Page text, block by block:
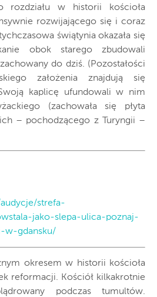
rozdziału w historii kościoła
rozwijającego się i coraz
świątynia okazała się
obok starego zbudowali
do dziś. (Pozostałości
założenia znajdują się
kaplicę ufundowali w nim
(zachowała się płyta
– pochodzącego z Turyngii –
strefa-
jako-slepa-ulica-poznaj-
w-gdansku/
okresem w historii kościoła
reformacji. Kościół kilkakrotnie
podczas tumultów.